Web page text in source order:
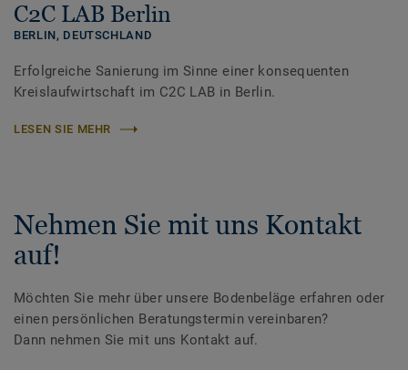
C2C LAB Berlin
BERLIN, DEUTSCHLAND
Erfolgreiche Sanierung im Sinne einer konsequenten
Kreislaufwirtschaft im C2C LAB in Berlin.
LESEN SIE MEHR
Nehmen Sie mit uns Kontakt
auf!
Möchten Sie mehr über unsere Bodenbeläge erfahren oder
einen persönlichen Beratungstermin vereinbaren?
Dann nehmen Sie mit uns Kontakt auf.